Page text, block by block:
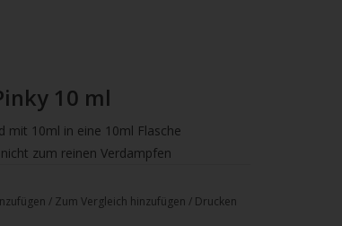
10 ml
mit 10ml in eine 10ml Flasche
zum reinen Verdampfen
in einer leeren Mischflasche, lassen
/ Zum Vergleich hinzufügen / Drucken